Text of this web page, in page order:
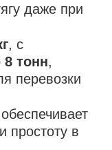
даже при
, с
тонн,
перевозки
обеспечивает
простоту в